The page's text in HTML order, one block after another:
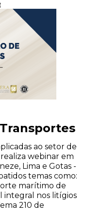
ao setor de
webinar em
Lima e Gotas -
temas como:
marítimo de
integral nos litígios
210 de